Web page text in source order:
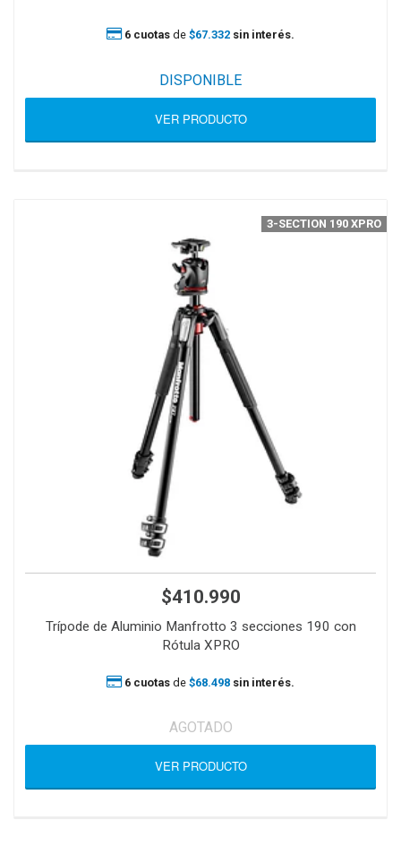
6 cuotas de $67.332 sin interés.
DISPONIBLE
VER PRODUCTO
$410.990
Trípode de Aluminio Manfrotto 3 secciones 190 con
Rótula XPRO
3-SECTION 190 XPRO
6 cuotas de $68.498 sin interés.
AGOTADO
VER PRODUCTO